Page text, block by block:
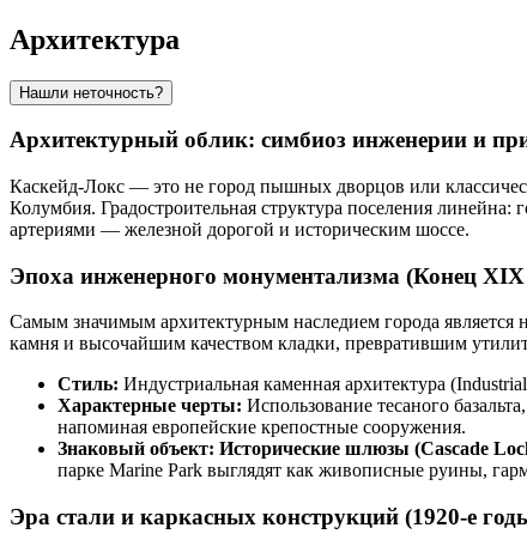
Архитектура
Нашли неточность?
Архитектурный облик: симбиоз инженерии и
Каскейд-Локс — это не город пышных дворцов или
Колумбия. Градостроительная структура поселения
артериями — железной дорогой и историческим шоссе.
Эпоха инженерного монументализма (Конец XIX
Самым значимым архитектурным наследием города является
камня и высочайшим качеством кладки, превратившим
Стиль: Индустриальная каменная архитектура
Характерные черты: Использование тесаного
напоминая европейские крепостные сооружения.
Знаковый объект: Исторические шлюзы (Cascade
парке Marine Park выглядят как живописные руины,
Эра стали и каркасных конструкций (1920-е